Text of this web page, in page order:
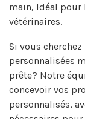
main, Idéal
vétérinaires.
Si vous
personnalisées
prête? Notre
concevoir vos
personnalisés,